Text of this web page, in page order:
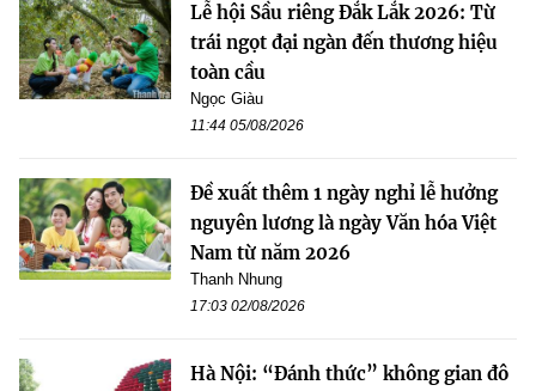
Lễ hội Sầu riêng Đắk Lắk 2026: Từ
trái ngọt đại ngàn đến thương hiệu
toàn cầu
Ngọc Giàu
11:44 05/08/2026
Đề xuất thêm 1 ngày nghỉ lễ hưởng
nguyên lương là ngày Văn hóa Việt
Nam từ năm 2026
Thanh Nhung
17:03 02/08/2026
Hà Nội: “Đánh thức” không gian đô